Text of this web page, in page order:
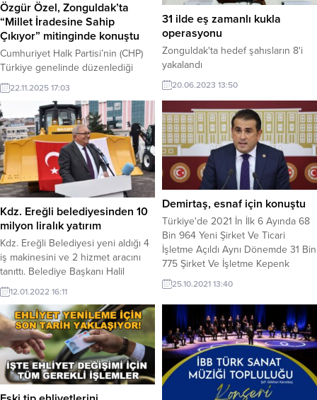
Özgür Özel, Zonguldak’ta
“Millet İradesine Sahip
Çıkıyor” mitinginde konuştu
Cumhuriyet Halk Partisi’nin (CHP)
Türkiye genelinde düzenlediği
“Millet İradesine Sahip Çıkıyor”
mitinglerinin 72’ncisi Zonguldak’ta
başladı. Madenci Anıtı önündeki
meydanda düzenlenen etkinliğe
çok sayıda yurttaş katıldı.
Katılımcılar, tutuklu belediye
başkanları lehine sloganlar atarken,
iktidarı istifaya davet etti.
22.11.2025 17:03
31 ilde eş zamanlı kukla
operasyonu
Zonguldak'ta hedef şahısların 8'i
yakalandı
20.06.2023 13:50
Kdz. Ereğli belediyesinden 10
milyon liralık yatırım
Kdz. Ereğli Belediyesi yeni aldığı 4
iş makinesini ve 2 hizmet aracını
tanıttı. Belediye Başkanı Halil
Posbıyık, kent trafiğini rahatlatmak
için alternatif yollara ihtiyaç
duyulduğunu belirterek; “Bunun
için 10 milyon TL yatırım yaparak 4
yeni iş makinesi ve 2 hizmet aracı
aldık, araç parkurumuzu
güçlendirdik. Yeni alternatif yollar
yapacağız, trafiği...
12.01.2022 16:11
Demirtaş, esnaf için konuştu
Türkiye'de 2021 İn İlk 6 Ayında 68
Bin 964 Yeni Şirket Ve Ticari
İşletme Açıldı Aynı Dönemde 31 Bin
775 Şirket Ve İşletme Kepenk
Kapattı
25.10.2021 13:40